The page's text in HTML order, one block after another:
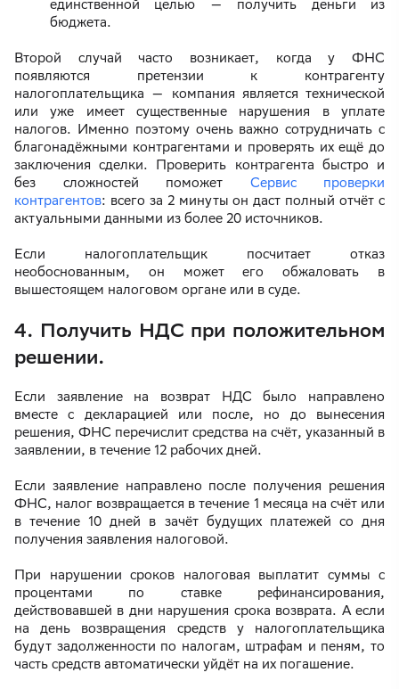
единственной целью — получить деньги из
бюджета.
Второй случай часто возникает, когда у ФНС
появляются претензии к контрагенту
налогоплательщика — компания является технической
или уже имеет существенные нарушения в уплате
налогов. Именно поэтому очень важно сотрудничать с
благонадёжными контрагентами и проверять их ещё до
заключения сделки. Проверить контрагента быстро и
без сложностей поможет Сервис проверки
контрагентов: всего за 2 минуты он даст полный отчёт с
актуальными данными из более 20 источников.
Если налогоплательщик посчитает отказ
необоснованным, он может его обжаловать в
вышестоящем налоговом органе или в суде.
4. Получить НДС при положительном
решении.
Если заявление на возврат НДС было направлено
вместе с декларацией или после, но до вынесения
решения, ФНС перечислит средства на счёт, указанный в
заявлении, в течение 12 рабочих дней.
Если заявление направлено после получения решения
ФНС, налог возвращается в течение 1 месяца на счёт или
в течение 10 дней в зачёт будущих платежей со дня
получения заявления налоговой.
При нарушении сроков налоговая выплатит суммы с
процентами по ставке рефинансирования,
действовавшей в дни нарушения срока возврата. А если
на день возвращения средств у налогоплательщика
будут задолженности по налогам, штрафам и пеням, то
часть средств автоматически уйдёт на их погашение.